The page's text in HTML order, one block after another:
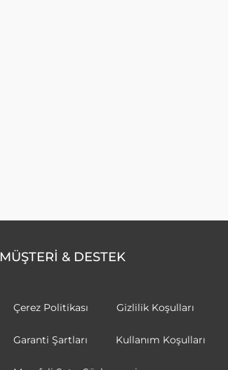
MÜŞTERİ & DESTEK
Çerez Politikası Gizlilik Koşulları
Garanti Şartları Kullanım Koşulları